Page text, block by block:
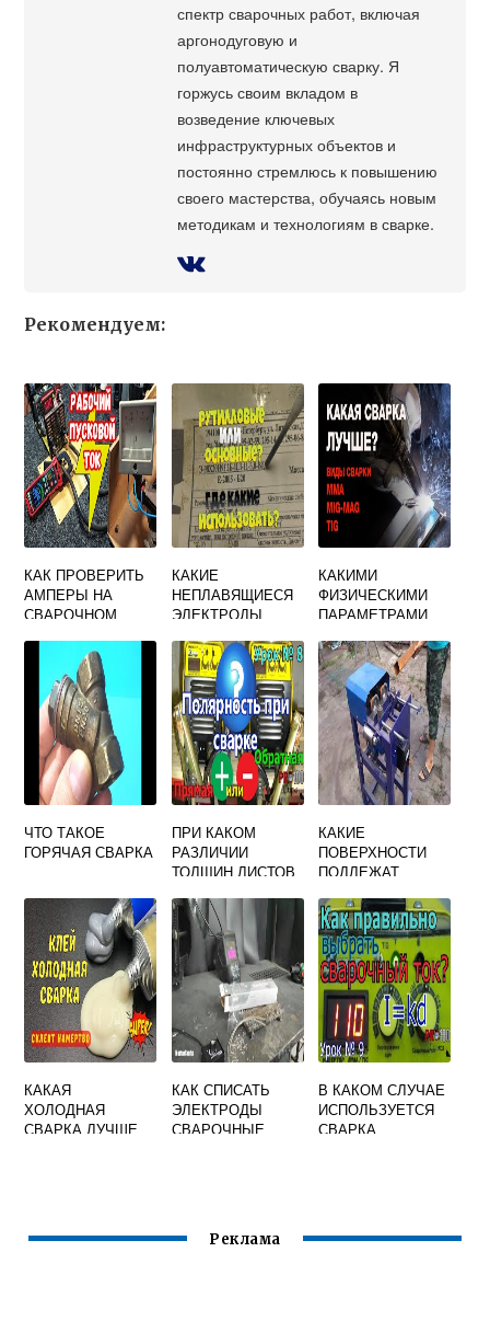
спектр сварочных работ, включая
аргонодуговую и
полуавтоматическую сварку. Я
горжусь своим вкладом в
возведение ключевых
инфраструктурных объектов и
постоянно стремлюсь к повышению
своего мастерства, обучаясь новым
методикам и технологиям в сварке.
Рекомендуем:
КАК ПРОВЕРИТЬ
АМПЕРЫ НА
СВАРОЧНОМ
КАКИЕ
НЕПЛАВЯЩИЕСЯ
ЭЛЕКТРОДЫ
СВАРКЕ
КАКИМИ
ФИЗИЧЕСКИМИ
ПАРАМЕТРАМИ
РЕЖИМЫ
КОНТАКТНОЙ
СВАРКИ
ЧТО ТАКОЕ
ГОРЯЧАЯ СВАРКА
ПРИ КАКОМ
РАЗЛИЧИИ
ТОЛЩИН ЛИСТОВ
ТОЧЕЧНОЙ
СВАРКОЙ МОЖНО
ПОЛУЧИТЬ
КАЧЕСТВЕННОЕ
СОЕДИНЕНИЕ
КАКИЕ
ПОВЕРХНОСТИ
ПОДЛЕЖАТ
ПОДГОТОВКЕ К
СБОРКЕ ПОД
СВАРКУ
КАКАЯ
ХОЛОДНАЯ
СВАРКА ЛУЧШЕ
КАК СПИСАТЬ
ЭЛЕКТРОДЫ
СВАРОЧНЫЕ
В КАКОМ СЛУЧАЕ
ИСПОЛЬЗУЕТСЯ
СВАРКА
Реклама